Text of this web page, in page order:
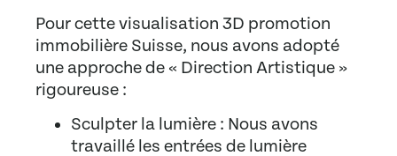
Pour cettevisualisation 3D promotion
immobilière Suisse, nous avons adopté
une approche de « Direction Artistique »
rigoureuse :
Sculpter la lumière : Nous avons
travaillé les entrées de lumière